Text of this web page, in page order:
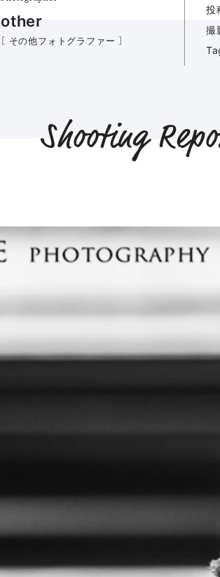
other
［ その他フォトグラファー ］
投
撮
Shooting